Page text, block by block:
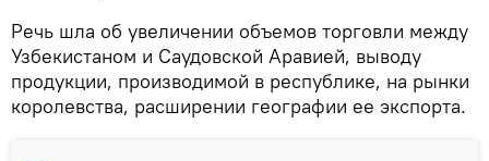
Речь шла об увеличении объемов торговли между
Узбекистаном и Саудовской Аравией, выводу
продукции, производимой в республике, на рынки
королевства, расширении географии ее экспорта.